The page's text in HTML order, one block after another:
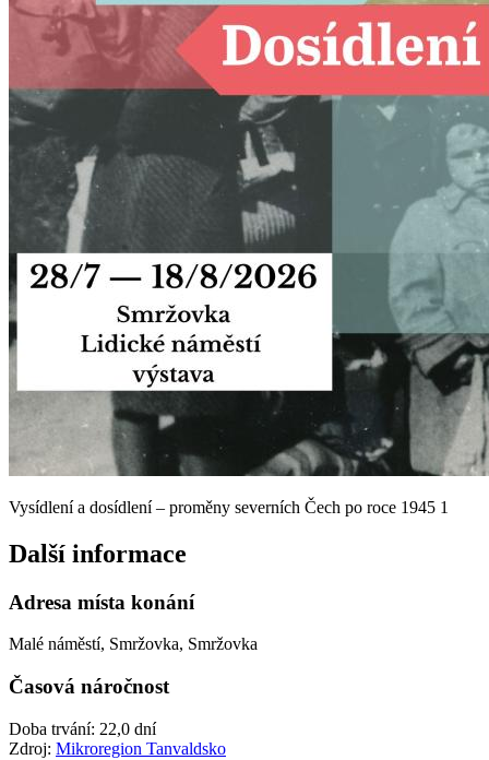
Vysídlení a dosídlení – proměny severních Čech po roce 1945 1
Další informace
Adresa místa konání
Malé náměstí, Smržovka, Smržovka
Časová náročnost
Doba trvání: 22,0 dní
Zdroj: Mikroregion Tanvaldsko